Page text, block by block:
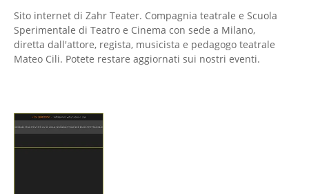
Sito internet di Zahr Teater. Compagnia teatrale e Scuola
Sperimentale di Teatro e Cinema con sede a Milano,
diretta dall'attore, regista, musicista e pedagogo teatrale
Mateo Cili. Potete restare aggiornati sui nostri eventi.